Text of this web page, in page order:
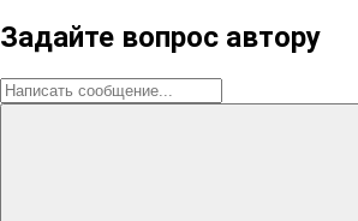
Задайте вопрос автору